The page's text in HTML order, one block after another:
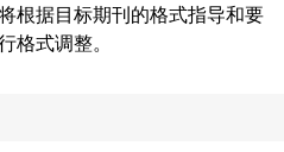
根据目标期刊的格式指导和要
格式调整。